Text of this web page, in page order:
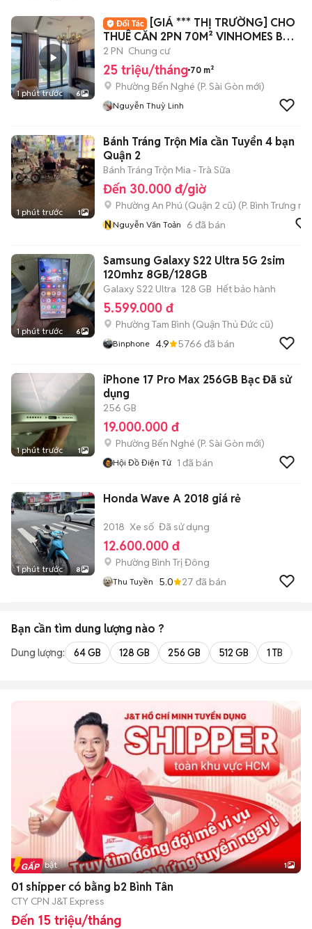
1 phút trước 6
[GIÁ *** THỊ TRƯỜNG] CHO
THUÊ CĂN 2PN 70M² VINHOMES BA
SON FULL N
2 PN Chung cư
25 triệu/tháng 70 m²
Phường Bến Nghé (P. Sài Gòn mới)
Nguyễn Thuỳ Linh
1 phút trước 1
Bánh Tráng Trộn Mia cần Tuyển 4 bạn
Quận 2
Bánh Tráng Trộn Mia - Trà Sữa
Đến 30.000 đ/giờ
Phường An Phú (Quận 2 cũ) (P. Bình Trưng
NNguyễn Văn Toản 6 đã bán
1 phút trước 6
Samsung Galaxy S22 Ultra 5G 2sim
120mhz 8GB/128GB
Galaxy S22 Ultra 128 GB Hết bảo hành
5.599.000 đ
Phường Tam Bình (Quận Thủ Đức cũ)
Binphone 4.9 5766 đã bán
1 phút trước 1
iPhone 17 Pro Max 256GB Bạc Đã sử
dụng
256 GB
19.000.000 đ
Phường Bến Nghé (P. Sài Gòn mới)
Hội Đồ Điện Tử 1 đã bán
1 phút trước 8
Honda Wave A 2018 giá rẻ
2018 Xe số Đã sử dụng
12.600.000 đ
Phường Bình Trị Đông
Thu Tuyền 5.0 27 đã bán
Bạn cần tìm dung lượng nào ?
Dung lượng: 64 GB 128 GB 256 GB 512 GB 1 TB
Tin nổi bật 1
01 shipper có bằng b2 Bình Tân
CTY CPN J&T Express
Đến 15 triệu/tháng